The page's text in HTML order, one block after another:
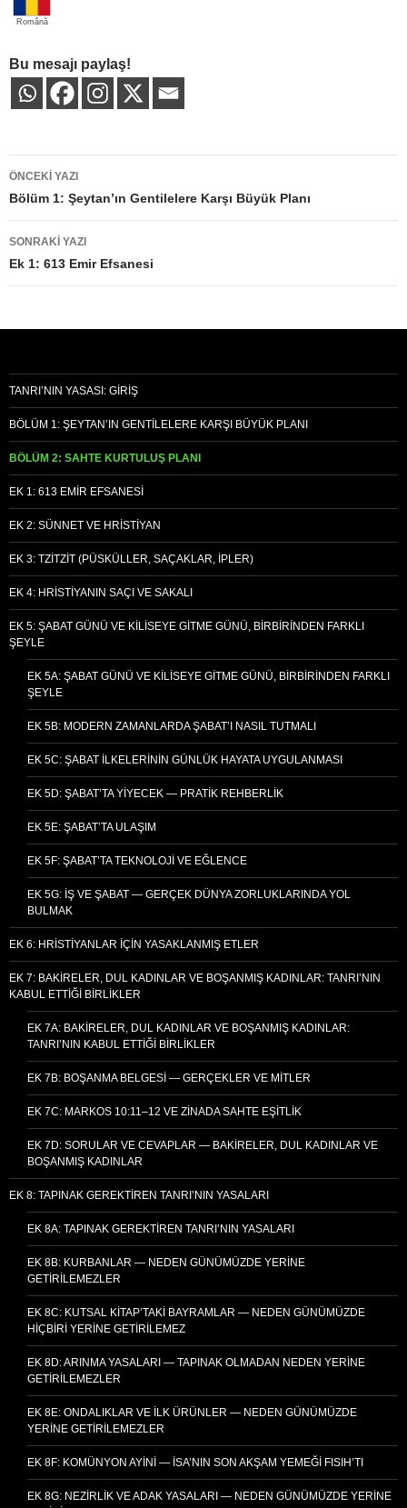
Română
Bu mesajı paylaş!
Yazı
dolaşımı
ÖNCEKI YAZI
Bölüm 1: Şeytan’ın Gentilelere Karşı Büyük Planı
SONRAKI YAZI
Ek 1: 613 Emir Efsanesi
TANRI’NIN YASASI: GIRIŞ
BÖLÜM 1: ŞEYTAN’IN GENTILELERE KARŞI BÜYÜK PLANI
BÖLÜM 2: SAHTE KURTULUŞ PLANI
EK 1: 613 EMIR EFSANESI
EK 2: SÜNNET VE HRISTIYAN
EK 3: TZITZIT (PÜSKÜLLER, SAÇAKLAR, İPLER)
EK 4: HRISTIYANIN SAÇI VE SAKALI
EK 5: ŞABAT GÜNÜ VE KILISEYE GITME GÜNÜ, BIRBIRINDEN FARKLI
ŞEYLE
EK 5A: ŞABAT GÜNÜ VE KILISEYE GITME GÜNÜ, BIRBIRINDEN FARKLI
ŞEYLE
EK 5B: MODERN ZAMANLARDA ŞABAT’I NASIL TUTMALI
EK 5C: ŞABAT İLKELERININ GÜNLÜK HAYATA UYGULANMASI
EK 5D: ŞABAT’TA YIYECEK — PRATIK REHBERLIK
EK 5E: ŞABAT’TA ULAŞIM
EK 5F: ŞABAT’TA TEKNOLOJI VE EĞLENCE
EK 5G: İŞ VE ŞABAT — GERÇEK DÜNYA ZORLUKLARINDA YOL
BULMAK
EK 6: HRISTIYANLAR İÇIN YASAKLANMIŞ ETLER
EK 7: BAKIRELER, DUL KADINLAR VE BOŞANMIŞ KADINLAR: TANRI’NIN
KABUL ETTIĞI BIRLIKLER
EK 7A: BAKIRELER, DUL KADINLAR VE BOŞANMIŞ KADINLAR:
TANRI’NIN KABUL ETTIĞI BIRLIKLER
EK 7B: BOŞANMA BELGESI — GERÇEKLER VE MITLER
EK 7C: MARKOS 10:11–12 VE ZINADA SAHTE EŞITLIK
EK 7D: SORULAR VE CEVAPLAR — BAKIRELER, DUL KADINLAR VE
BOŞANMIŞ KADINLAR
EK 8: TAPINAK GEREKTIREN TANRI’NIN YASALARI
EK 8A: TAPINAK GEREKTIREN TANRI’NIN YASALARI
EK 8B: KURBANLAR — NEDEN GÜNÜMÜZDE YERINE
GETIRILEMEZLER
EK 8C: KUTSAL KITAP’TAKI BAYRAMLAR — NEDEN GÜNÜMÜZDE
HIÇBIRI YERINE GETIRILEMEZ
EK 8D: ARINMA YASALARI — TAPINAK OLMADAN NEDEN YERINE
GETIRILEMEZLER
EK 8E: ONDALIKLAR VE İLK ÜRÜNLER — NEDEN GÜNÜMÜZDE
YERINE GETIRILEMEZLER
EK 8F: KOMÜNYON AYINI — İSA’NIN SON AKŞAM YEMEĞI FISIH’TI
EK 8G: NEZIRLIK VE ADAK YASALARI — NEDEN GÜNÜMÜZDE YERINE